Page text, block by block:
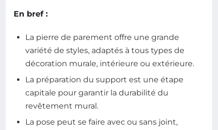
En bref :
La pierre de parement offre une grande
variété de styles, adaptés à tous types de
décoration murale, intérieure ou extérieure.
La préparation du support est une étape
capitale pour garantir la durabilité du
revêtement mural.
La pose peut se faire avec ou sans joint,